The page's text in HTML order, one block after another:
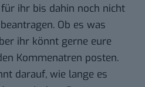
ihr bis dahin noch nicht
Ob es was
ihr könnt gerne eure
Kommenatren posten.
darauf, wie lange es